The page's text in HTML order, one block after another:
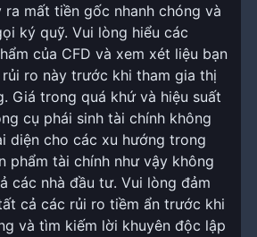
mất tiền gốc nhanh chóng và
ký quỹ. Vui lòng hiểu các
của CFD và xem xét liệu bạn
ro này trước khi tham gia thị
Giá trong quá khứ và hiệu suất
cụ phái sinh tài chính không
diện cho các xu hướng trong
phẩm tài chính như vậy không
các nhà đầu tư. Vui lòng đảm
cả các rủi ro tiềm ẩn trước khi
và tìm kiếm lời khuyên độc lập